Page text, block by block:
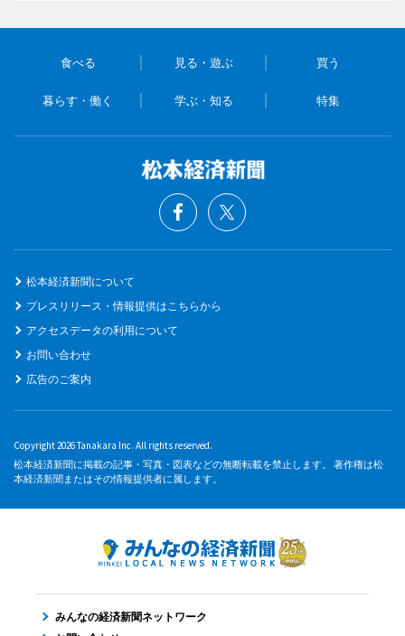
食べる 見る・遊ぶ 買う
暮らす・働く 学ぶ・知る 特集
松本経済新聞について
プレスリリース・情報提供はこちらから
アクセスデータの利用について
お問い合わせ
広告のご案内
Copyright 2026 Tanakara Inc. All rights reserved.
松本経済新聞に掲載の記事・写真・図表などの無断転載を禁止します。 著作権は松
本経済新聞またはその情報提供者に属します。
みんなの経済新聞ネットワーク